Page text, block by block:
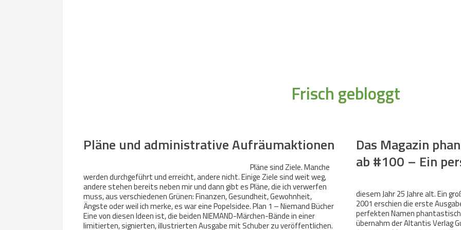
Frisch gebloggt
Pläne und administrative Aufräumaktionen
Pläne sind Ziele. Manche
werden durchgeführt und erreicht, andere nicht. Einige Ziele sind weit weg,
andere stehen bereits neben mir und dann gibt es Pläne, die ich verwerfen
muss, aus verschiedenen Grünen: Finanzen, Gesundheit, Gewohnheit,
Ängste oder weil ich merke, es war eine Popelsidee. Plan 1 – Niemand Bücher
Eine von diesen Ideen ist, die beiden NIEMAND-Märchen-Bände in einer
limitierten, signierten, illustrierten Ausgabe mit Schuber zu veröffentlichen.
Das Magazin
ab #100 – Ein
diesem Jahr 25 Jahre alt. Ein
2001 erschien die erste
perfekten Namen
übernahm der Altantis Verlag